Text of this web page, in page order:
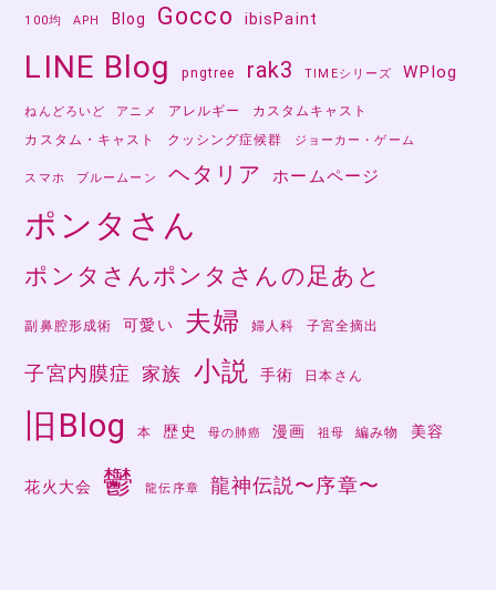
100均 APH Blog Gocco ibisPaint
LINE Blog pngtree rak3 TIMEシリーズ WPlog
ねんどろいど アニメ アレルギー
カスタムキャスト
カスタム・キャスト
クッシング症候群 ジョーカー・ゲーム
スマホ ブルームーン ヘタリア ホームページ
ポンタさん
ポンタさんポンタさんの足あと
副鼻腔形成術 可愛い 夫婦 婦人科 子宮全摘出
子宮内膜症 家族 小説 手術 日本さん
旧Blog 本 歴史 母の肺癌 漫画 祖母 編み物 美容
花火大会 鬱 龍伝序章 龍神伝説〜序章〜